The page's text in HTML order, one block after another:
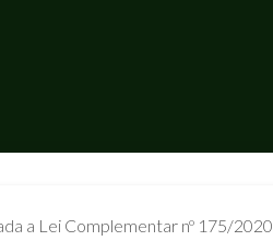
a Lei Complementar nº 175/